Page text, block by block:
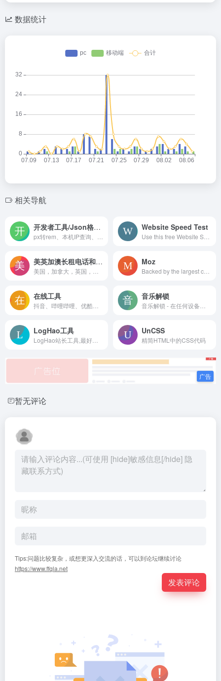
数据统计
相关导航
开发者工具/Json格式化/px转rem/编码/解码/二进制 Website Speed Test
美英加澳长租电话和USPS运单 Moz
在线工具 音乐解锁
LogHao工具 UnCSS
精简HTML中的CSS代码
暂无评论
Tips:问题比较复杂，或想更深入交流的话，可以到论坛继续讨论
https://www.ffqla.net
发表评论